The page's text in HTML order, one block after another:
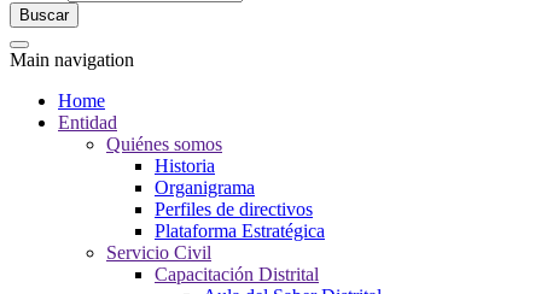
Main navigation
Home
Entidad
Quiénes somos
Historia
Organigrama
Perfiles de directivos
Plataforma Estratégica
Servicio Civil
Capacitación Distrital